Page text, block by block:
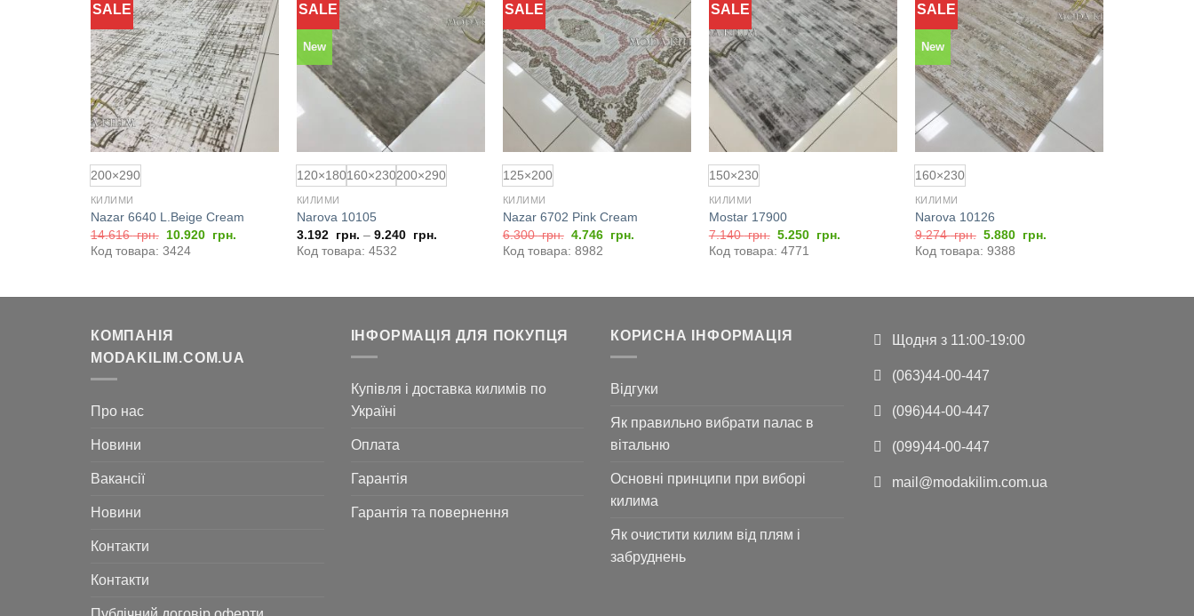
SALE
Додати
до
обраного
200×290
КИЛИМИ
Nazar 6640 L.Beige Cream
14.616грн. Оригінальна
ціна:
14.616
10.920 грн.
Код товара: 3424
SALE
New
Додати
до
обраного
120×180160×230200×290
КИЛИМИ
Narova 10105
3.192 грн. – 9.240 грн.
Код товара: 4532
SALE
Додати
до
обраного
125×200
КИЛИМИ
Nazar 6702 Pink Cream
6.300грн. Оригінальна
ціна:
6.300
4.746 грн.
Код товара: 8982
SALE
Додати
до
обраного
150×230
КИЛИМИ
Mostar 17900
7.140грн. Оригінальна
ціна:
7.140
5.250 грн.
Код товара: 4771
SALE
New
Додати
до
обраного
160×230
КИЛИМИ
Narova 10126
9.274грн. Оригінальна
ціна:
9.274
5.880 грн.
Код товара: 9388
КОМПАНІЯ
MODAKILIM.COM.UA
Про нас
Новини
Вакансії
Новини
Контакти
Контакти
ІНФОРМАЦІЯ ДЛЯ ПОКУПЦЯ
Купівля і доставка килимів по
Україні
Оплата
Гарантія
Гарантія та повернення
КОРИСНА ІНФОРМАЦІЯ
Відгуки
Як правильно вибрати палас в
вітальню
Основні принципи при виборі
килима
Як очистити килим від плям і
забруднень
Щодня з 11:00-19:00
(063)44-00-447
(096)44-00-447
(099)44-00-447
mail@modakilim.com.ua